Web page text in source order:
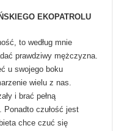
EKOPATROLU
to według mnie
prawdziwy mężczyzna.
u swojego boku
wielu z nas.
i brać pełną
Ponadto czułość jest
chce czuć się